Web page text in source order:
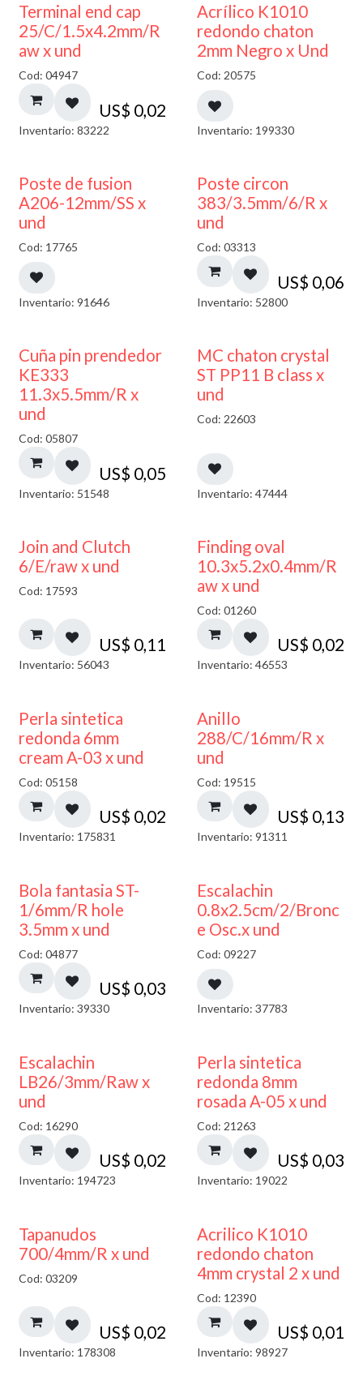
Terminal end cap
25/C/1.5x4.2mm/R
aw x und
Cod: 04947
US$ 0,02
Inventario: 83222
50% DESCUENTO
Acrílico K1010
redondo chaton
2mm Negro x Und
Cod: 20575
Inventario: 199330
Poste de fusion
A206-12mm/SS x
und
Cod: 17765
Inventario: 91646
Poste circon
383/3.5mm/6/R x
und
Cod: 03313
US$ 0,06
Inventario: 52800
Cuña pin prendedor
KE333
11.3x5.5mm/R x
und
Cod: 05807
US$ 0,05
Inventario: 51548
MC chaton crystal
ST PP11 B class x
und
Cod: 22603
Inventario: 47444
Join and Clutch
6/E/raw x und
Cod: 17593
US$ 0,11
Inventario: 56043
Finding oval
10.3x5.2x0.4mm/R
aw x und
Cod: 01260
US$ 0,02
Inventario: 46553
Perla sintetica
redonda 6mm
cream A-03 x und
Cod: 05158
US$ 0,02
Inventario: 175831
Anillo
288/C/16mm/R x
und
Cod: 19515
US$ 0,13
Inventario: 91311
Bola fantasia ST-
1/6mm/R hole
3.5mm x und
Cod: 04877
US$ 0,03
Inventario: 39330
Escalachin
0.8x2.5cm/2/Bronc
e Osc.x und
Cod: 09227
Inventario: 37783
Escalachin
LB26/3mm/Raw x
und
Cod: 16290
US$ 0,02
Inventario: 194723
Perla sintetica
redonda 8mm
rosada A-05 x und
Cod: 21263
US$ 0,03
Inventario: 19022
Tapanudos
700/4mm/R x und
Cod: 03209
US$ 0,02
Inventario: 178308
50% DESCUENTO
Acrilico K1010
redondo chaton
4mm crystal 2 x und
Cod: 12390
US$ 0,01
Inventario: 98927